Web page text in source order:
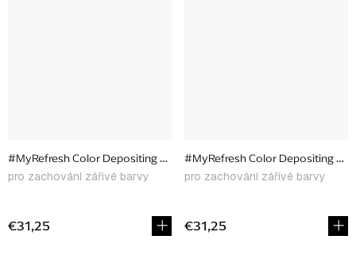
#MyRefresh Color Depositing Conditioner Magenta Magic, 177 ml
pro zachování zářivé barvy
€31,25
#MyRefresh Color Depositing
pro zachování zářivé barvy
€31,25